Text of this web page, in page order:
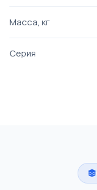
Масса, кг
Серия